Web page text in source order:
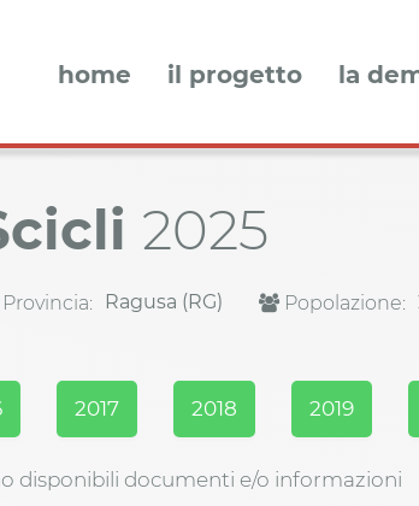
home il progetto la
2025
Provincia: Ragusa (RG) Popolazione:
2017 2018 2019
disponibili documenti e/o informazioni